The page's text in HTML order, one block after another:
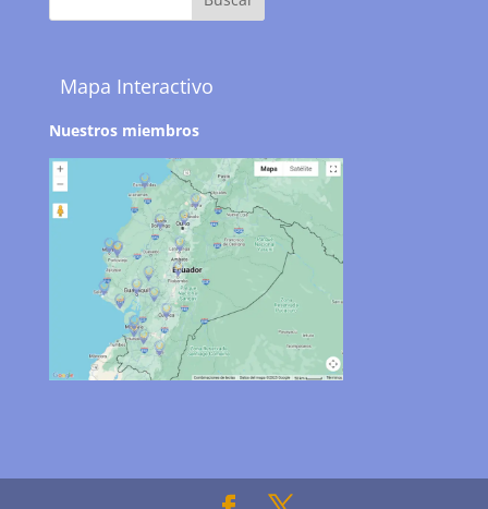
Mapa Interactivo
Nuestros miembros